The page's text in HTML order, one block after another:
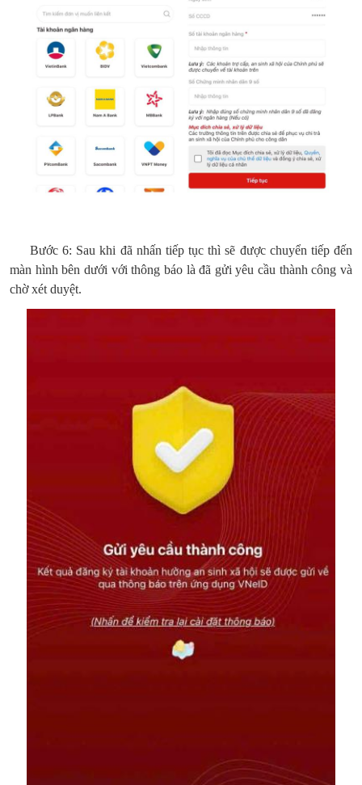
Bước 6: Sau khi đã nhấn tiếp tục thì sẽ được chuyển tiếp đến
màn hình bên dưới với thông báo là đã gửi yêu cầu thành công và
chờ xét duyệt.